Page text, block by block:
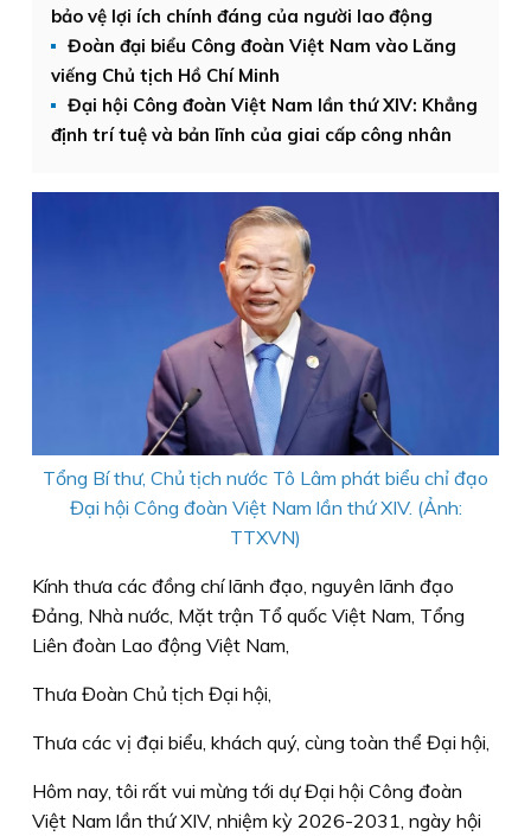
bảo vệ lợi ích chính đáng của người lao động
Đoàn đại biểu Công đoàn Việt Nam vào Lăng
viếng Chủ tịch Hồ Chí Minh
Đại hội Công đoàn Việt Nam lần thứ XIV: Khẳng
định trí tuệ và bản lĩnh của giai cấp công nhân
Tổng Bí thư, Chủ tịch nước Tô Lâm phát biểu chỉ đạo
Đại hội Công đoàn Việt Nam lần thứ XIV. (Ảnh:
TTXVN)
Kính thưa các đồng chí lãnh đạo, nguyên lãnh đạo
Đảng, Nhà nước, Mặt trận Tổ quốc Việt Nam, Tổng
Liên đoàn Lao động Việt Nam,
Thưa Đoàn Chủ tịch Đại hội,
Thưa các vị đại biểu, khách quý, cùng toàn thể Đại hội,
Hôm nay, tôi rất vui mừng tới dự Đại hội Công đoàn
Việt Nam lần thứ XIV, nhiệm kỳ 2026-2031, ngày hội